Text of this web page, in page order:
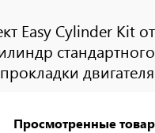
Easy Cylinder Kit
Просмотренные